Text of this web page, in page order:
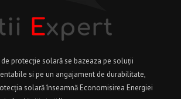
protecție solară se bazeaza pe soluții
si pe un angajament de durabilitate,
solară înseamnă Economisirea Energiei